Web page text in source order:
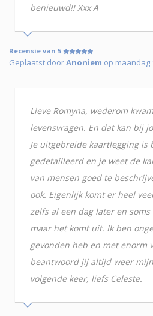
benieuwd!! Xxx A
Recensie van 5
Geplaatst doorAnoniem op maandag
Lieve Romyna, wederom
levensvragen. En dat kan bij
Je uitgebreide kaartlegging is
gedetailleerd en je weet de
van mensen goed te
ook. Eigenlijk komt er heel
zelfs al een dag later en
maar het komt uit. Ik ben
gevonden heb en met enorm
beantwoord jij altijd weer
volgende keer, liefs Celeste.